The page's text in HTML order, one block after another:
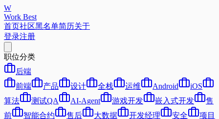
W
Work Best
首页社区黑名单简历关于
登录注册
职位分类
后端
前端
产品 设计 全栈 运维 Android
iOS
算法
测试QA AI-Agent 游戏开发 嵌入式开发
售
前
智能合约 售后 大数据 开发经理 安全
项目